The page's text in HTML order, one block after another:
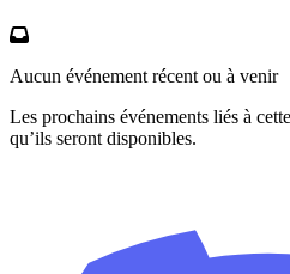
Aucun événement récent ou à venir
Les prochains événements liés à
qu’ils seront disponibles.